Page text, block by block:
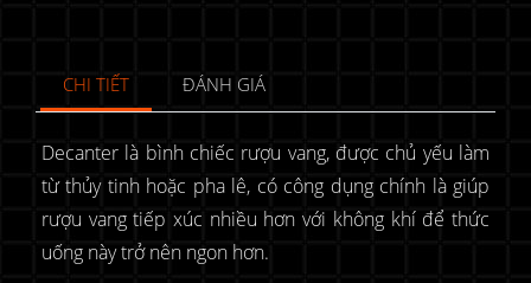
CHI TIẾT ĐÁNH GIÁ
Decanter là bình chiếc rượu vang, được chủ yếu làm
từ thủy tinh hoặc pha lê, có công dụng chính là giúp
rượu vang tiếp xúc nhiều hơn với không khí để thức
uống này trở nên ngon hơn.